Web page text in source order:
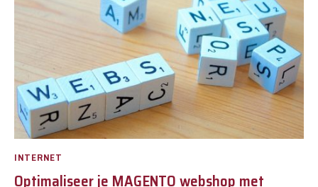
INTERNET
Optimaliseer je MAGENTO webshop met